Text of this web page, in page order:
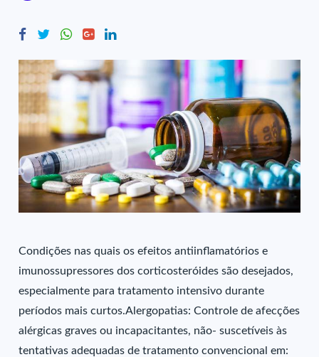
Condições nas quais os efeitos antiinflamatórios e
imunossupressores dos corticosteróides são desejados,
especialmente para tratamento intensivo durante
períodos mais curtos.Alergopatias: Controle de afecções
alérgicas graves ou incapacitantes, não- suscetíveis às
tentativas adequadas de tratamento convencional em: